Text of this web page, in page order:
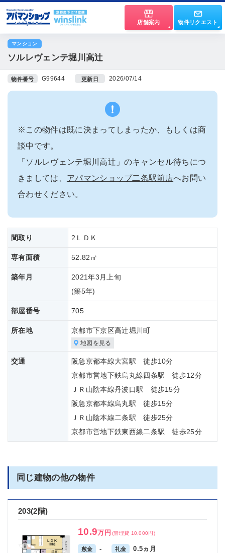
店舗案内 物件リクエスト
マンション
ソルレヴェンテ堀川高辻
物件番号 G99644 更新日 2026/07/14
※この物件は既に決まってしまったか、もしくは商
談中です。
「ソルレヴェンテ堀川高辻」のキャンセル待ちにつ
きましては、 アパマンショップ二条駅前店へお問い
合わせください。
間取り 2ＬＤＫ
専有面積 52.82㎡
築年月
2021年3月上旬
(築5年)
部屋番号 705
所在地 京都市下京区高辻堀川町
地図を見る
交通
阪急京都本線大宮駅 徒歩10分
京都市営地下鉄烏丸線四条駅 徒歩12分
ＪＲ山陰本線丹波口駅 徒歩15分
阪急京都本線烏丸駅 徒歩15分
ＪＲ山陰本線二条駅 徒歩25分
京都市営地下鉄東西線二条駅 徒歩25分
同じ建物の他の物件
203(2階)
10.9万円 (管理費 10,000円)
敷金 - 礼金 0.5ヵ月